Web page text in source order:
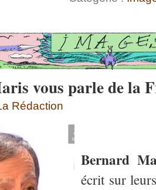
vous parle de la
Rédaction
Bernard
écrit sur